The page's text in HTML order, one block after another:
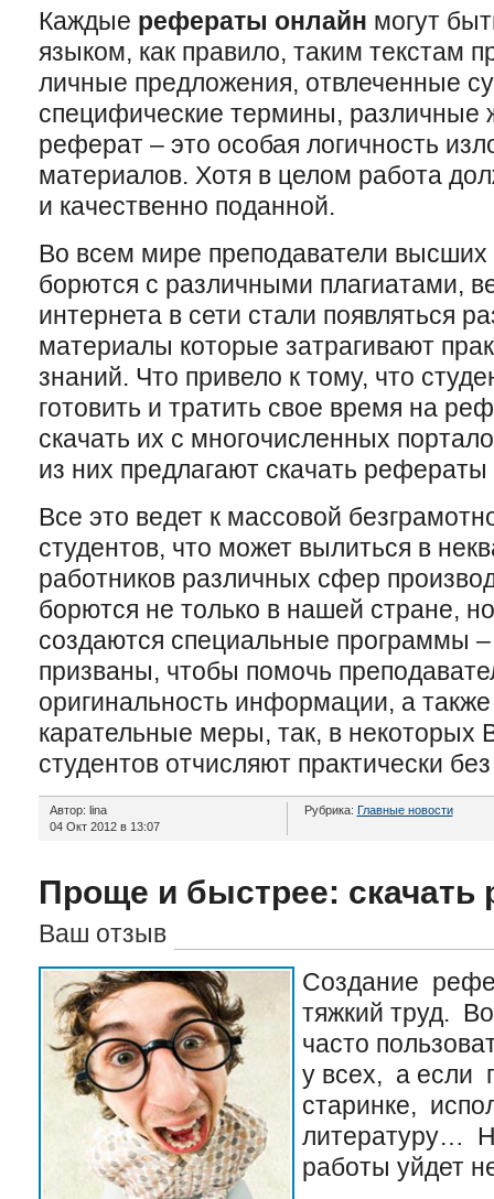
Каждые рефераты онлайн могут
языком, как правило, таким текстам
личные предложения, отвлеченные
специфические термины, различные
реферат – это особая логичность
материалов. Хотя в целом работа
и качественно поданной.
Во всем мире преподаватели
борются с различными плагиатами,
интернета в сети стали появляться
материалы которые затрагивают
знаний. Что привело к тому, что
готовить и тратить свое время на
скачать их с многочисленных
из них предлагают скачать рефераты
Все это ведет к массовой
студентов, что может вылиться в
работников различных сфер
борются не только в нашей стране,
создаются специальные программы
призваны, чтобы помочь
оригинальность информации, а
карательные меры, так, в некоторых
студентов отчисляют практически
Автор: lina
04 Окт 2012 в 13:07
Рубрика: Главные новости
Проще и быстрее:
Ваш отзыв
Создание
тяжкий труд.
часто
у всех, а если
старинке,
литературу…
работы уйдет